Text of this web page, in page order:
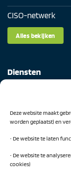
Deze website maakt
worden geplaatst) en
• De website te laten
• De website te
cookies)
CISO-netwerk
Alles bekijken
Diensten
AI Readiness Scan
Traineeship SN
Projecten